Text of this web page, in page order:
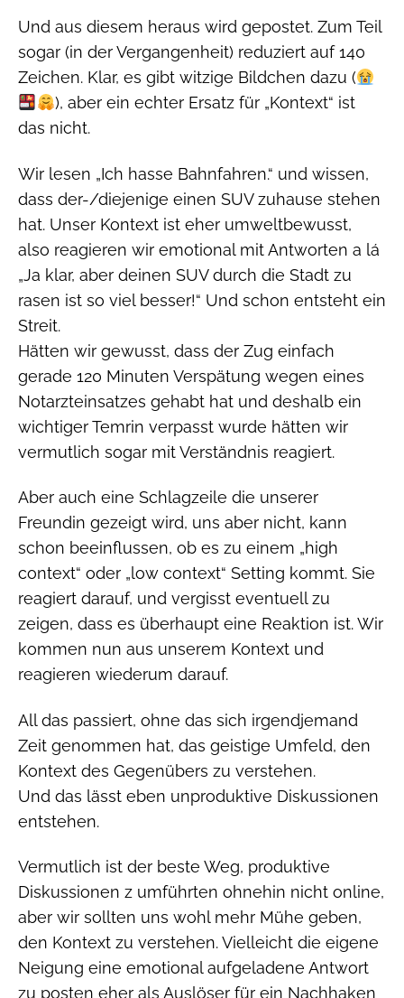
Und aus diesem heraus wird gepostet. Zum Teil
sogar (in der Vergangenheit) reduziert auf 140
Zeichen. Klar, es gibt witzige Bildchen dazu (
), aber ein echter Ersatz für „Kontext“ ist
das nicht.
Wir lesen „Ich hasse Bahnfahren.“ und wissen,
dass der-/diejenige einen SUV zuhause stehen
hat. Unser Kontext ist eher umweltbewusst,
also reagieren wir emotional mit Antworten a lá
„Ja klar, aber deinen SUV durch die Stadt zu
rasen ist so viel besser!“ Und schon entsteht ein
Streit.
Hätten wir gewusst, dass der Zug einfach
gerade 120 Minuten Verspätung wegen eines
Notarzteinsatzes gehabt hat und deshalb ein
wichtiger Temrin verpasst wurde hätten wir
vermutlich sogar mit Verständnis reagiert.
Aber auch eine Schlagzeile die unserer
Freundin gezeigt wird, uns aber nicht, kann
schon beeinflussen, ob es zu einem „high
context“ oder „low context“ Setting kommt. Sie
reagiert darauf, und vergisst eventuell zu
zeigen, dass es überhaupt eine Reaktion ist. Wir
kommen nun aus unserem Kontext und
reagieren wiederum darauf.
All das passiert, ohne das sich irgendjemand
Zeit genommen hat, das geistige Umfeld, den
Kontext des Gegenübers zu verstehen.
Und das lässt eben unproduktive Diskussionen
entstehen.
Vermutlich ist der beste Weg, produktive
Diskussionen z umführten ohnehin nicht online,
aber wir sollten uns wohl mehr Mühe geben,
den Kontext zu verstehen. Vielleicht die eigene
Neigung eine emotional aufgeladene Antwort
zu posten eher als Auslöser für ein Nachhaken